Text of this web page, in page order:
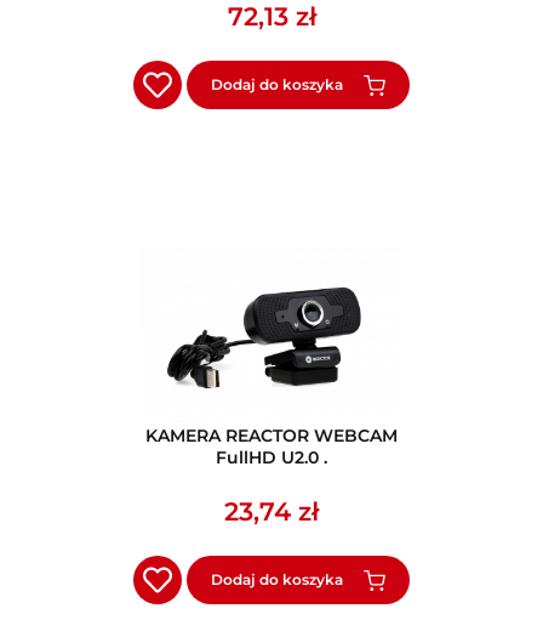
72,13 zł
Dodaj do koszyka
KAMERA REACTOR WEBCAM
FullHD U2.0 .
23,74 zł
Dodaj do koszyka